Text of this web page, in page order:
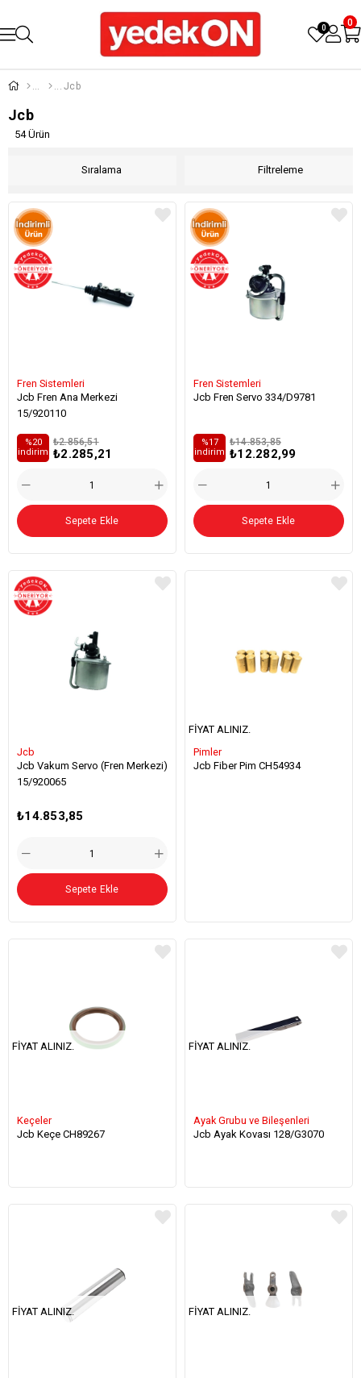
0 0
Jcb
Jcb
Filtreleme
Sıralama
54 Ürün
Fren Sistemleri
Jcb Fren Ana Merkezi
15/920110
₺2.285,21
₺2.856,51
%20
i̇ndirim
Sepete Ekle
Fren Sistemleri
Jcb Fren Servo 334/D9781
₺12.282,99
₺14.853,85
%17
i̇ndirim
Sepete Ekle
Jcb
Jcb Vakum Servo (Fren Merkezi)
15/920065
₺14.853,85
Sepete Ekle
Pimler
Jcb Fiber Pim CH54934
FIYAT ALINIZ.
Keçeler
Jcb Keçe CH89267
FIYAT ALINIZ.
Ayak Grubu ve Bileşenleri
Jcb Ayak Kovası 128/G3070
FIYAT ALINIZ.
FIYAT ALINIZ. FIYAT ALINIZ.